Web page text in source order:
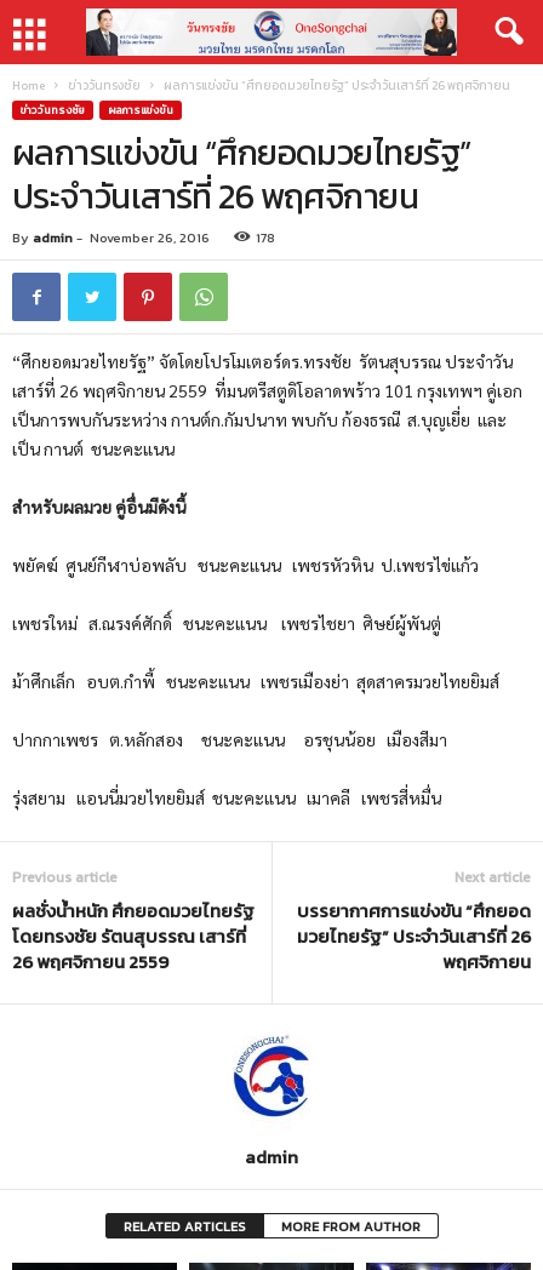
Home ข่าววันทรงชัย ผลการแข่งขัน “ศึกยอดมวยไทยรัฐ” ประจำวันเสาร์ที่ 26 พฤศจิกายน
ข่าววันทรงชัย ผลการแข่งขัน
ผลการแข่งขัน “ศึกยอดมวยไทยรัฐ”
ประจำวันเสาร์ที่ 26 พฤศจิกายน
By admin- November 26, 2016 178
“ศึกยอดมวยไทยรัฐ” จัดโดยโปรโมเตอร์ดร.ทรงชัย รัตนสุบรรณ ประจำวัน
เสาร์ที่ 26 พฤศจิกายน 2559 ที่มนตรีสตูดิโอลาดพร้าว 101 กรุงเทพฯ คู่เอก
เป็นการพบกันระหว่าง กานต์ก.กัมปนาท พบกับ ก้องธรณี ส.บุญเยี่ย และ
เป็นกานต์ ชนะคะแนน
สำหรับผลมวย คู่อื่นมีดังนี้
พยัคฆ์ ศูนย์กีฬาบ่อพลับ ชนะคะแนน เพชรหัวหิน ป.เพชรไข่แก้ว
เพชรใหม่ ส.ณรงค์ศักดิ์ ชนะคะแนน เพชรไชยา ศิษย์ผู้พันตู่
ม้าศึกเล็ก อบต.กำพี้ ชนะคะแนน เพชรเมืองย่า สุดสาครมวยไทยยิมส์
ปากกาเพชร ต.หลักสอง ชนะคะแนน อรชุนน้อย เมืองสีมา
รุ่งสยาม แอนนี่มวยไทยยิมส์ ชนะคะแนน เมาคลี เพชรสี่หมื่น
Previous article
ผลชั่งน้ำหนัก ศึกยอดมวยไทยรัฐ
โดยทรงชัย รัตนสุบรรณ เสาร์ที่
26 พฤศจิกายน 2559
Next article
บรรยากาศการแข่งขัน “ศึกยอด
มวยไทยรัฐ” ประจำวันเสาร์ที่ 26
พฤศจิกายน
admin
RELATED ARTICLES MORE FROM AUTHOR